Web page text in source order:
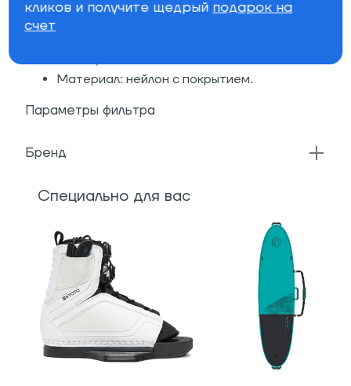
Подходит для жестких досок: ECLIPSE и
Материал: нейлон с покрытием.
Параметры фильтра
Бренд
Специально для вас
кликов и получите щедрый подарок на
счет